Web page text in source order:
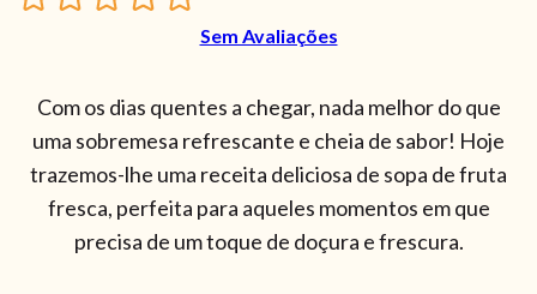
Sem Avaliações
Com os dias quentes a chegar, nada melhor do que
uma sobremesa refrescante e cheia de sabor! Hoje
trazemos-lhe uma receita deliciosa de sopa de fruta
fresca, perfeita para aqueles momentos em que
precisa de um toque de doçura e frescura.